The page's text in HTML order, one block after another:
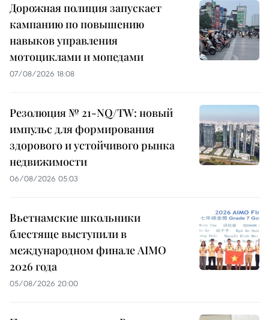
Дорожная полиция запускает
кампанию по повышению
навыков управления
мотоциклами и мопедами
07/08/2026 18:08
Резолюция № 21-NQ/TW: новый
импульс для формирования
здорового и устойчивого рынка
недвижимости
06/08/2026 05:03
Вьетнамские школьники
блестяще выступили в
международном финале AIMO
2026 года
05/08/2026 20:00